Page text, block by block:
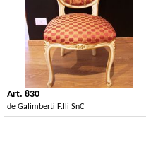
Art. 830
de Galimberti F.lli SnC